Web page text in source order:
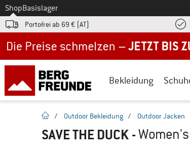
Zum
ShopBasislager
Portofrei ab 69 € (AT)
Bekleidung
Startseite
/ Outdoor Bekleidung / Outdoor Jacken
SAVE THE DUCK -